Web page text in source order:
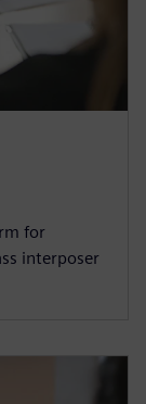
for
interposer